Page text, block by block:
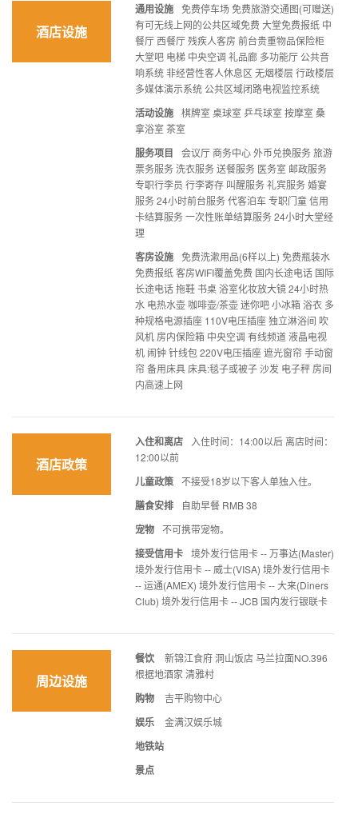
酒店设施
通用设施 免费停车场 免费旅游交通图(可赠送)
有可无线上网的公共区域免费 大堂免费报纸 中
餐厅 西餐厅 残疾人客房 前台贵重物品保险柜
大堂吧 电梯 中央空调 礼品廊 多功能厅 公共音
响系统 非经营性客人休息区 无烟楼层 行政楼层
多媒体演示系统 公共区域闭路电视监控系统
活动设施 棋牌室 桌球室 乒乓球室 按摩室 桑
拿浴室 茶室
服务项目
会议厅 商务中心 外币兑换服务 旅游
票务服务 洗衣服务 送餐服务 医务室 邮政服务
专职行李员 行李寄存 叫醒服务 礼宾服务 婚宴
服务 24小时前台服务 代客泊车 专职门童 信用
卡结算服务 一次性账单结算服务 24小时大堂经
理
客房设施 免费洗漱用品(6样以上) 免费瓶装水
免费报纸 客房WIFI覆盖免费 国内长途电话 国际
长途电话 拖鞋 书桌 浴室化妆放大镜 24小时热
水 电热水壶 咖啡壶/茶壶 迷你吧 小冰箱 浴衣 多
种规格电源插座 110V电压插座 独立淋浴间 吹
风机 房内保险箱 中央空调 有线频道 液晶电视
机 闹钟 针线包 220V电压插座 遮光窗帘 手动窗
帘 备用床具 床具:毯子或被子 沙发 电子秤 房间
内高速上网
酒店政策
入住和离店
入住时间：14:00以后 离店时间：
12:00以前
儿童政策 不接受18岁以下客人单独入住。
膳食安排 自助早餐 RMB 38
宠物 不可携带宠物。
接受信用卡 境外发行信用卡 -- 万事达(Master)
境外发行信用卡 -- 威士(VISA) 境外发行信用卡
-- 运通(AMEX) 境外发行信用卡 -- 大来(Diners
Club) 境外发行信用卡 -- JCB 国内发行银联卡
周边设施
餐饮
新锦江食府 洞山饭店 马兰拉面NO.396
根据地酒家 清雅村
购物 吉平购物中心
娱乐 金满汉娱乐城
地铁站
景点